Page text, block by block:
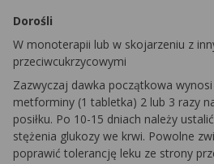
Dorośli
W monoterapii lub w skojarzeniu z
przeciwcukrzycowymi
Zazwyczaj dawka początkowa
metforminy (1 tabletka) 2 lub 3 razy
posiłku. Po 10-15 dniach należy
stężenia glukozy we krwi. Powolne
poprawić tolerancję leku ze strony